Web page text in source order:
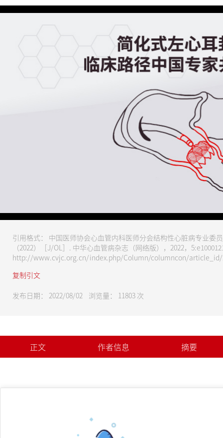
引用格式： 中国医师协会心血管内科医师分会结构性心脏病专业委
（2022）［J/OL］. 中华心血管病杂志（网络版），2022，
http://www.cvjc.org.cn/index.php/Column/columncon/article_id/
复制引文
发布日期： 2022/08/02 浏览量： 11803 次
正文 作者信息 摘要